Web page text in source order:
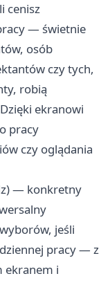
cenisz
— świetnie
osób
czy tych,
robią
ekranowi
pracy
czy oglądania
— konkretny
jeśli
pracy — z
ekranem i